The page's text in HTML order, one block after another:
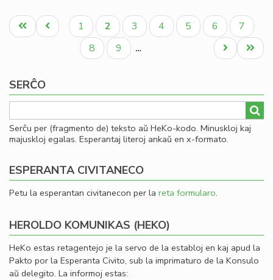
Pagination
Unua
paĝo
Antaŭa
paĝo
Paĝo
1
Aktuala
paĝo
2 Paĝo
3 Paĝo
4 Paĝo
5 Paĝo
6 Paĝo
7
Paĝo
8 Paĝo
9 …
Last
page
Next
page
SERĈO
Serĉu per (fragmento de) teksto aŭ HeKo-kodo. Minuskloj kaj
majuskloj egalas. Esperantaj literoj ankaŭ en x-formato.
ESPERANTA CIVITANECO
Petu la esperantan civitanecon per la reta formularo.
HEROLDO KOMUNIKAS (HEKO)
HeKo estas retagentejo je la servo de la establoj en kaj apud la
Pakto por la Esperanta Civito, sub la imprimaturo de la Konsulo
aŭ delegito. La informoj estas: